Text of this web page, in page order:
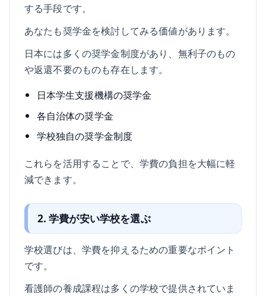
する手段です。
あなたも奨学金を検討してみる価値があります。
日本には多くの奨学金制度があり、無利子のもの
や返還不要のものも存在します。
日本学生支援機構の奨学金
各自治体の奨学金
学校独自の奨学金制度
これらを活用することで、学費の負担を大幅に軽
減できます。
2. 学費が安い学校を選ぶ
学校選びは、学費を抑えるための重要なポイント
です。
看護師の養成課程は多くの学校で提供されていま